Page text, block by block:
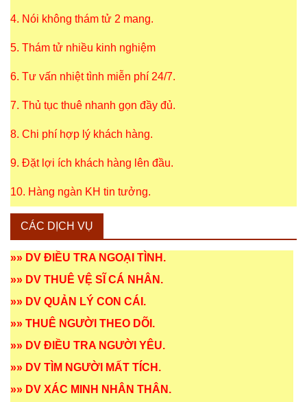
4. Nói không thám tử 2 mang.
5. Thám tử nhiều kinh nghiệm
6. Tư vấn nhiệt tình miễn phí 24/7.
7. Thủ tục thuê nhanh gọn đầy đủ.
8. Chi phí hợp lý khách hàng.
9. Đặt lợi ích khách hàng lên đầu.
10. Hàng ngàn KH tin tưởng.
CÁC DỊCH VỤ
»» DV ĐIỀU TRA NGOẠI TÌNH .
»» DV THUÊ VỆ SĨ CÁ NHÂN .
»» DV QUẢN LÝ CON CÁI .
»» THUÊ NGƯỜI THEO DÕI .
»» DV ĐIỀU TRA NGƯỜI YÊU.
»» DV TÌM NGƯỜI MẤT TÍCH .
»» DV XÁC MINH NHÂN THÂN .